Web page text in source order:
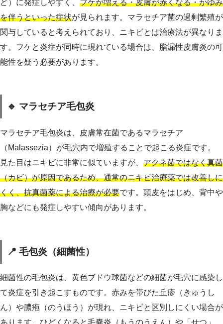
ど）に発症しやすく、 フケが増える・皮膚が赤くなる・かゆみ
を伴うといった症状が見られます。マラセチア菌の過剰繁殖が
関与していると考えられており、ニキビとは治療法が異なりま
す。フケと炎症が同時に現れている場合は、脂漏性皮膚炎の可
能性を疑う必要があります。
🔹 マラセチア毛包炎
マラセチア毛包炎は、皮膚常在菌であるマラセチア
（Malassezia）が毛穴内で増殖することで起こる炎症です。
見た目はニキビに非常に似ていますが、 アクネ菌ではなく真菌
（カビ）が原因であるため、通常のニキビ治療薬では改善しに
くく、抗真菌薬による治療が必要です。頭皮をはじめ、背中や
胸などにも発症しやすい傾向があります。
📍 毛包炎（細菌性）
細菌性の毛包炎は、黄色ブドウ球菌などの細菌が毛穴に感染し
て炎症を引き起こすものです。赤みを帯びた丘疹（きゅうし
ん）や膿疱（のうほう）が現れ、ニキビと区別しにくい場合が
あります。ひどくなると毛嚢炎（もうのうえん）や「せつ」